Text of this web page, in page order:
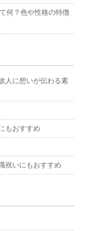
何？色や性格の特徴
人に想いが伝わる素
もおすすめ
祝いにもおすすめ